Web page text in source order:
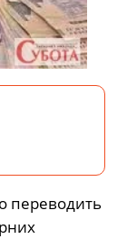
переводить